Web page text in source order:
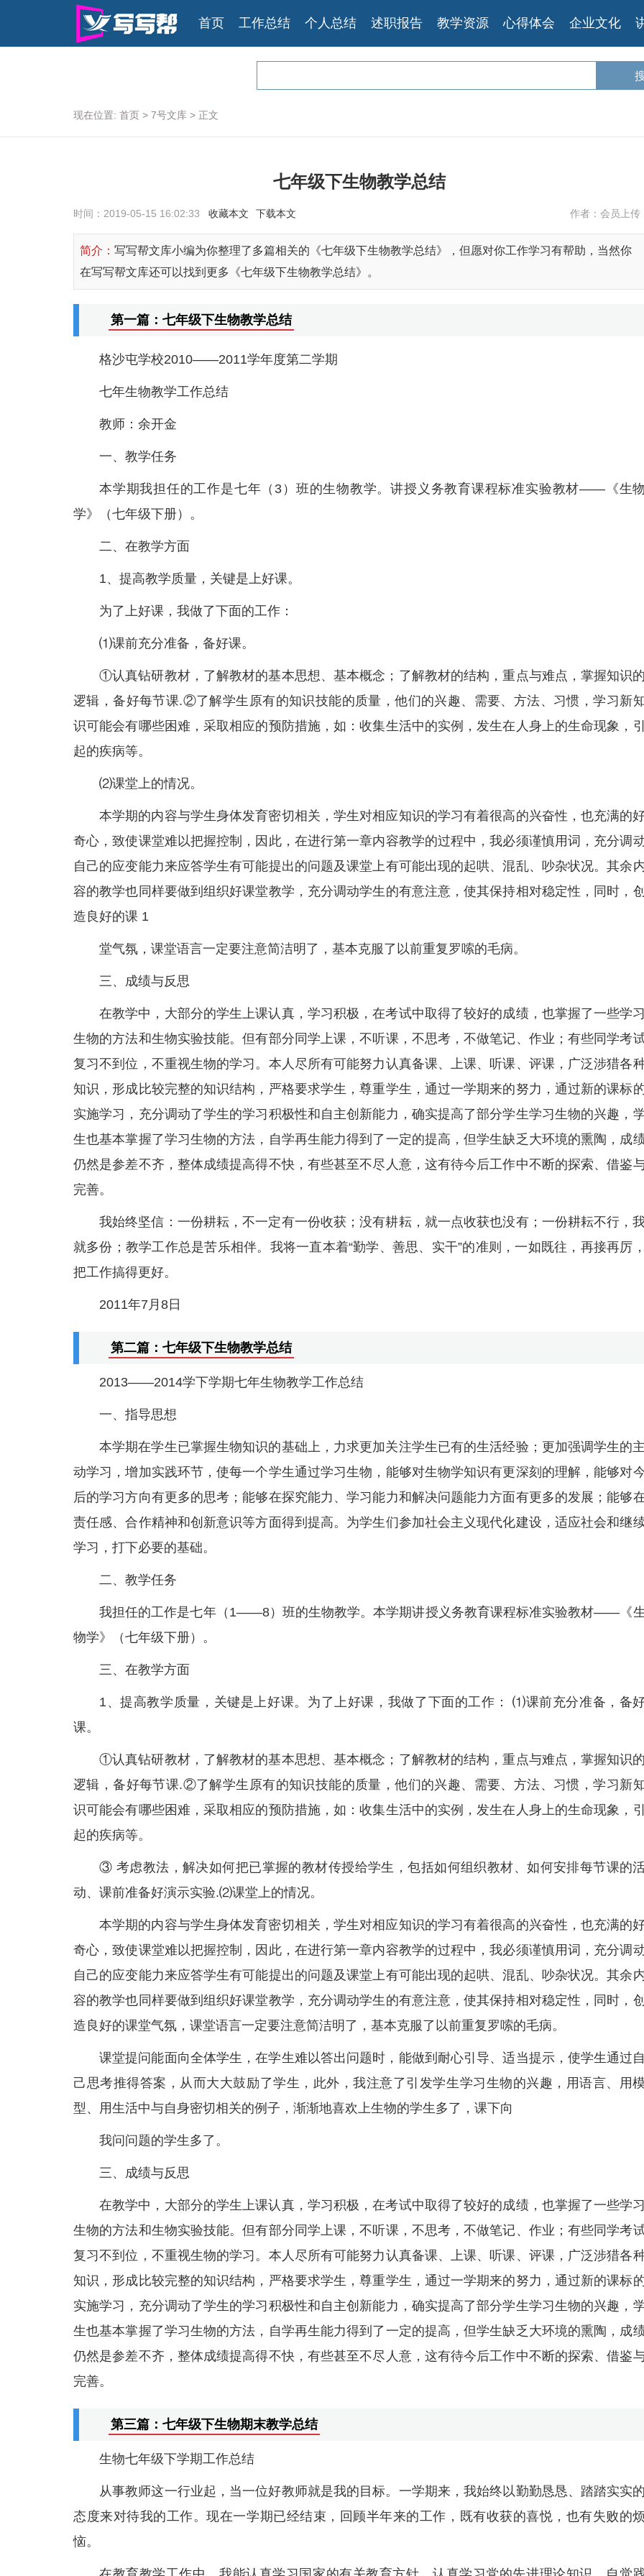
首页 工作总结 个人总结 述职报告 教学资源 心得体会 企业文化
现在位置: 首页 > 7号文库 > 正文
七年级下生物教学总结
时间：2019-05-15 16:02:33 收藏本文 下载本文 作者：会员上传
简介： 写写帮文库小编为你整理了多篇相关的《七年级下生物教学总结》，但愿对你工作学习有帮助，当然你
在写写帮文库还可以找到更多《七年级下生物教学总结》。
第一篇：七年级下生物教学总结
格沙屯学校2010——2011学年度第二学期
七年生物教学工作总结
教师：余开金
一、教学任务
本学期我担任的工作是七年（3）班的生物教学。讲授义务教育课程标准实验教材——《生物
学》（七年级下册）。
二、在教学方面
1、提高教学质量，关键是上好课。
为了上好课，我做了下面的工作：
⑴课前充分准备，备好课。
①认真钻研教材，了解教材的基本思想、基本概念；了解教材的结构，重点与难点，掌握知识的
逻辑，备好每节课.②了解学生原有的知识技能的质量，他们的兴趣、需要、方法、习惯，学习新
识可能会有哪些困难，采取相应的预防措施，如：收集生活中的实例，发生在人身上的生命现象，引
起的疾病等。
⑵课堂上的情况。
本学期的内容与学生身体发育密切相关，学生对相应知识的学习有着很高的兴奋性，也充满的
奇心，致使课堂难以把握控制，因此，在进行第一章内容教学的过程中，我必须谨慎用词，充分调
自己的应变能力来应答学生有可能提出的问题及课堂上有可能出现的起哄、混乱、吵杂状况。其余
容的教学也同样要做到组织好课堂教学，充分调动学生的有意注意，使其保持相对稳定性，同时，创
造良好的课 1
堂气氛，课堂语言一定要注意简洁明了，基本克服了以前重复罗嗦的毛病。
三、成绩与反思
在教学中，大部分的学生上课认真，学习积极，在考试中取得了较好的成绩，也掌握了一些学习
生物的方法和生物实验技能。但有部分同学上课，不听课，不思考，不做笔记、作业；有些同学考
复习不到位，不重视生物的学习。本人尽所有可能努力认真备课、上课、听课、评课，广泛涉猎各
知识，形成比较完整的知识结构，严格要求学生，尊重学生，通过一学期来的努力，通过新的课标
实施学习，充分调动了学生的学习积极性和自主创新能力，确实提高了部分学生学习生物的兴趣，
生也基本掌握了学习生物的方法，自学再生能力得到了一定的提高，但学生缺乏大环境的熏陶，成
仍然是参差不齐，整体成绩提高得不快，有些甚至不尽人意，这有待今后工作中不断的探索、借鉴
完善。
我始终坚信：一份耕耘，不一定有一份收获；没有耕耘，就一点收获也没有；一份耕耘不行，
就多份；教学工作总是苦乐相伴。我将一直本着“勤学、善思、实干”的准则，一如既往，再接再厉，
把工作搞得更好。
2011年7月8日
第二篇：七年级下生物教学总结
2013——2014学下学期七年生物教学工作总结
一、指导思想
本学期在学生已掌握生物知识的基础上，力求更加关注学生已有的生活经验；更加强调学生的主
动学习，增加实践环节，使每一个学生通过学习生物，能够对生物学知识有更深刻的理解，能够对
后的学习方向有更多的思考；能够在探究能力、学习能力和解决问题能力方面有更多的发展；能够
责任感、合作精神和创新意识等方面得到提高。为学生们参加社会主义现代化建设，适应社会和继
学习，打下必要的基础。
二、教学任务
我担任的工作是七年（1——8）班的生物教学。本学期讲授义务教育课程标准实验教材——《生
物学》（七年级下册）。
三、在教学方面
1、提高教学质量，关键是上好课。为了上好课，我做了下面的工作： ⑴课前充分准备，备
课。
①认真钻研教材，了解教材的基本思想、基本概念；了解教材的结构，重点与难点，掌握知识的
逻辑，备好每节课.②了解学生原有的知识技能的质量，他们的兴趣、需要、方法、习惯，学习新
识可能会有哪些困难，采取相应的预防措施，如：收集生活中的实例，发生在人身上的生命现象，引
起的疾病等。
③ 考虑教法，解决如何把已掌握的教材传授给学生，包括如何组织教材、如何安排每节课的
动、课前准备好演示实验.⑵课堂上的情况。
本学期的内容与学生身体发育密切相关，学生对相应知识的学习有着很高的兴奋性，也充满的
奇心，致使课堂难以把握控制，因此，在进行第一章内容教学的过程中，我必须谨慎用词，充分调
自己的应变能力来应答学生有可能提出的问题及课堂上有可能出现的起哄、混乱、吵杂状况。其余
容的教学也同样要做到组织好课堂教学，充分调动学生的有意注意，使其保持相对稳定性，同时，创
造良好的课堂气氛，课堂语言一定要注意简洁明了，基本克服了以前重复罗嗦的毛病。
课堂提问能面向全体学生，在学生难以答出问题时，能做到耐心引导、适当提示，使学生通过自
己思考推得答案，从而大大鼓励了学生，此外，我注意了引发学生学习生物的兴趣，用语言、用模
型、用生活中与自身密切相关的例子，渐渐地喜欢上生物的学生多了，课下向
我问问题的学生多了。
三、成绩与反思
在教学中，大部分的学生上课认真，学习积极，在考试中取得了较好的成绩，也掌握了一些学习
生物的方法和生物实验技能。但有部分同学上课，不听课，不思考，不做笔记、作业；有些同学考
复习不到位，不重视生物的学习。本人尽所有可能努力认真备课、上课、听课、评课，广泛涉猎各
知识，形成比较完整的知识结构，严格要求学生，尊重学生，通过一学期来的努力，通过新的课标
实施学习，充分调动了学生的学习积极性和自主创新能力，确实提高了部分学生学习生物的兴趣，
生也基本掌握了学习生物的方法，自学再生能力得到了一定的提高，但学生缺乏大环境的熏陶，成
仍然是参差不齐，整体成绩提高得不快，有些甚至不尽人意，这有待今后工作中不断的探索、借鉴
完善。
第三篇：七年级下生物期末教学总结
生物七年级下学期工作总结
从事教师这一行业起，当一位好教师就是我的目标。一学期来，我始终以勤勤恳恳、踏踏实实的
态度来对待我的工作。现在一学期已经结束，回顾半年来的工作，既有收获的喜悦，也有失败的
恼。